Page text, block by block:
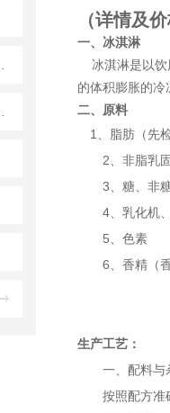
（详情及
一、冰淇淋
冰淇淋是以
的体积膨胀的冷
二、原料
1 、脂肪（先
2、非脂乳
3、糖、非
4、乳化机
5、色素
6、香精（
生产工艺：
一、
配料与
按照配方准